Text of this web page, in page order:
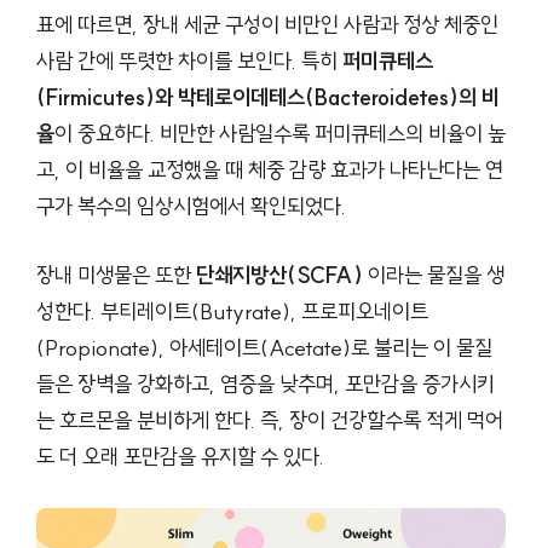
표에 따르면, 장내 세균 구성이 비만인 사람과 정상 체중인
사람 간에 뚜렷한 차이를 보인다. 특히 퍼미큐테스
(Firmicutes)와 박테로이데테스(Bacteroidetes)의 비
율이 중요하다. 비만한 사람일수록 퍼미큐테스의 비율이 높
고, 이 비율을 교정했을 때 체중 감량 효과가 나타난다는 연
구가 복수의 임상시험에서 확인되었다.
장내 미생물은 또한단쇄지방산(SCFA) 이라는 물질을 생
성한다. 부티레이트(Butyrate), 프로피오네이트
(Propionate), 아세테이트(Acetate)로 불리는 이 물질
들은 장벽을 강화하고, 염증을 낮추며, 포만감을 증가시키
는 호르몬을 분비하게 한다. 즉, 장이 건강할수록 적게 먹어
도 더 오래 포만감을 유지할 수 있다.